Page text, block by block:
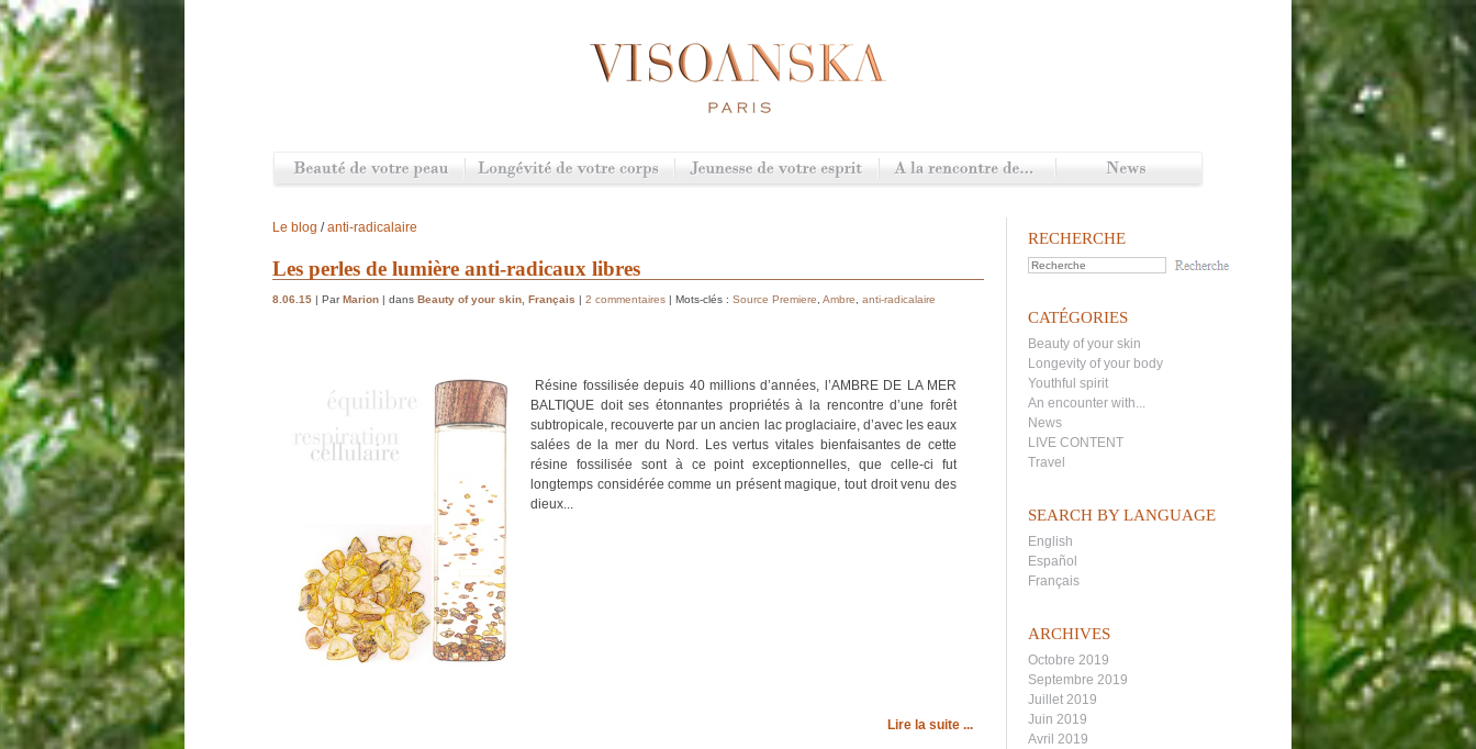
RECHERCHE
CATÉGORIES
Beauty of your skin
Longevity of your body
Youthful spirit
An encounter with...
News
LIVE CONTENT
Travel
SEARCH BY LANGUAGE
English
Español
Français
ARCHIVES
Octobre 2019
Septembre 2019
Juillet 2019
Juin 2019
Avril 2019
Le blog /anti-radicalaire
Les perles de lumière anti-radicaux libres
8.06.15 | ParMarion | dans Beauty of your skin, Français | 2 commentaires | Mots-clés : Source Premiere, Ambre, anti-radicalaire
Résine fossilisée depuis 40 millions d’années, l’AMBRE DE LA MER
BALTIQUE doit ses étonnantes propriétés à la rencontre d’une forêt
subtropicale, recouverte par un ancien lac proglaciaire, d’avec les eaux
salées de la mer du Nord. Les vertus vitales bienfaisantes de cette
résine fossilisée sont à ce point exceptionnelles, que celle-ci fut
longtemps considérée comme un présent magique, tout droit venu des
dieux...
Lire la suite ...